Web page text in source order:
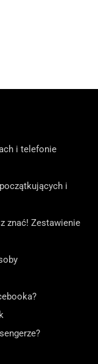
i telefonie
i
znać! Zestawienie